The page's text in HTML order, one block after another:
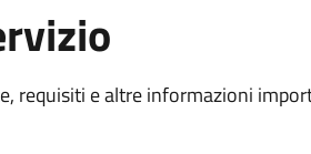
requisiti e altre informazioni